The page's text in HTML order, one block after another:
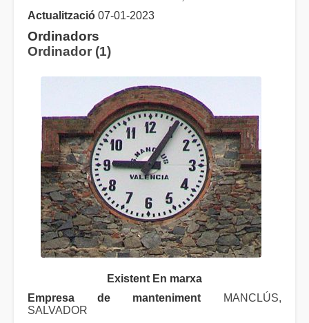
Actualització 07-01-2023
Ordinadors
Ordinador (1)
Existent En marxa
Empresa de manteniment
MANCLÚS,
SALVADOR